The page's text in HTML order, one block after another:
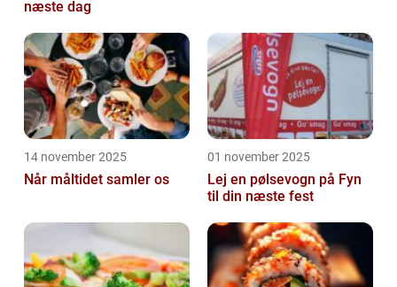
næste dag
14 november 2025
Når måltidet samler os
01 november 2025
Lej en pølsevogn på Fyn
til din næste fest